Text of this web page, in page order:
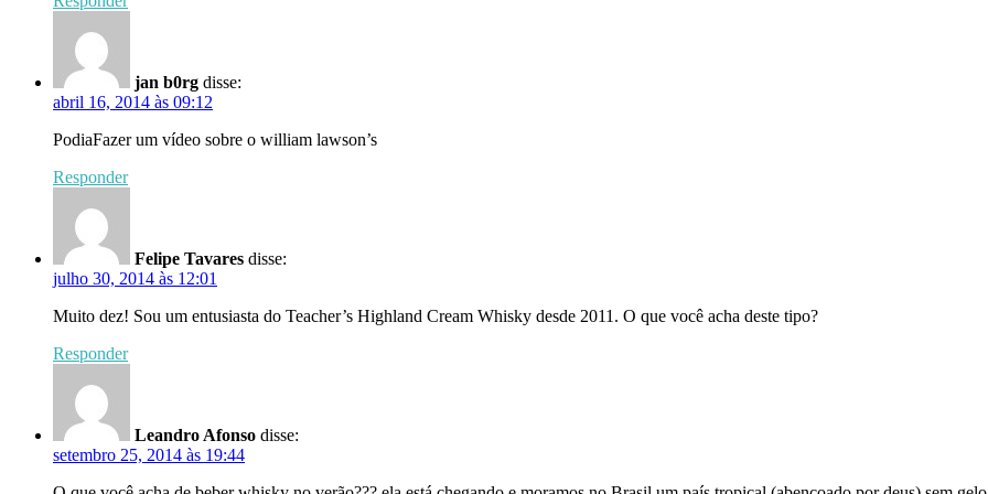
jan b0rg disse:
abril 16, 2014 às 09:12
PodiaFazer um vídeo sobre o william lawson’s
Responder
Felipe Tavares disse:
julho 30, 2014 às 12:01
Muito dez! Sou um entusiasta do Teacher’s Highland Cream Whisky desde 2011. O que você acha deste tipo?
Responder
Leandro Afonso disse:
setembro 25, 2014 às 19:44